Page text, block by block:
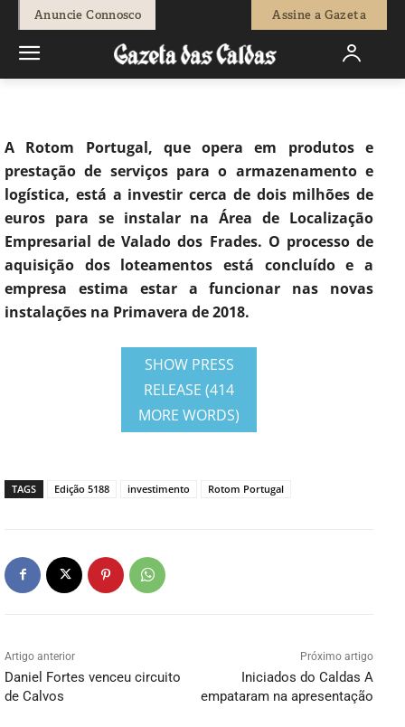
Anuncie Connosco Assine a Gazeta
Joel Ribeiro - 25 de Agosto, 2017 1956 0
A Rotom Portugal, que opera em produtos e
prestação de serviços para o armazenamento e
logística, está a investir cerca de dois milhões de
euros para se instalar na Área de Localização
Empresarial de Valado dos Frades. O processo de
aquisição dos loteamentos está concluído e a
empresa estima estar a funcionar nas novas
instalações na Primavera de 2018.
SHOW PRESS
RELEASE (414
MORE WORDS)
TAGS Edição 5188 investimento Rotom Portugal
Artigo anterior
Daniel Fortes venceu circuito
de Calvos
Próximo artigo
Iniciados do Caldas A
empataram na apresentação